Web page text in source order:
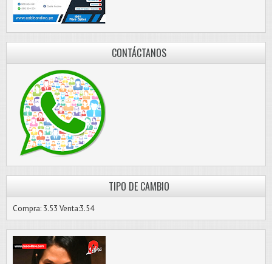
CONTÁCTANOS
TIPO DE CAMBIO
Compra: 3.53 Venta:3.54